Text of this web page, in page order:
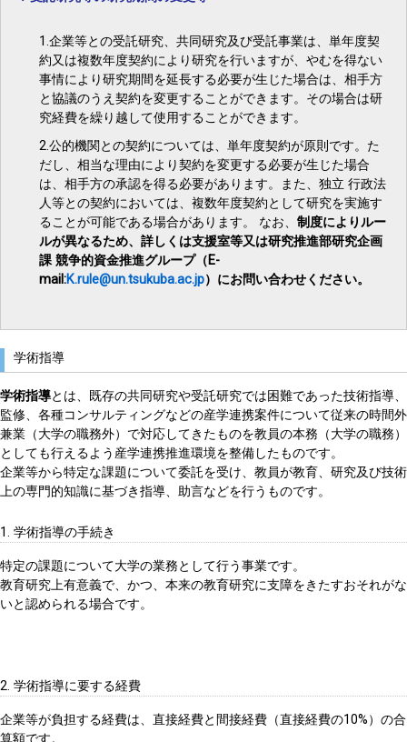
1.企業等との受託研究、共同研究及び受託事業は、単年度契
約又は複数年度契約により研究を行いますが、やむを得ない
事情により研究期間を延長する必要が生じた場合は、相手方
と協議のうえ契約を変更することができます。その場合は研
究経費を繰り越して使用することができます。
2.公的機関との契約については、単年度契約が原則です。た
だし、相当な理由により契約を変更する必要が生じた場合
は、相手方の承認を得る必要があります。また、独立 行政法
人等との契約においては、複数年度契約として研究を実施す
ることが可能である場合があります。 なお、 制度によりルー
ルが異なるため、詳しくは支援室等又は研究推進部研究企画
課 競争的資金推進グループ（E-
mail:K.rule@un.tsukuba.ac.jp）にお問い合わせください。
学術指導
学術指導とは、既存の共同研究や受託研究では困難であった技術指導、
監修、各種コンサルティングなどの産学連携案件について従来の時間外
兼業（大学の職務外）で対応してきたものを教員の本務（大学の職務）
としても行えるよう産学連携推進環境を整備したものです。
企業等から特定な課題について委託を受け、教員が教育、研究及び技術
上の専門的知識に基づき指導、助言などを行うものです。
1. 学術指導の手続き
特定の課題について大学の業務として行う事業です。
教育研究上有意義で、かつ、本来の教育研究に支障をきたすおそれがな
いと認められる場合です。
2. 学術指導に要する経費
企業等が負担する経費は、直接経費と間接経費（直接経費の10%）の合